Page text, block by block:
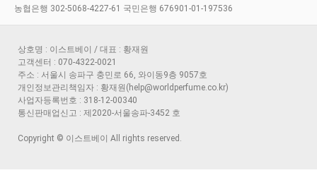
농협은행 302-5068-4227-61 국민은행 676901-01-197536
상호명 : 이스트베이 / 대표 : 황재원
고객센터 : 070-4322-0021
주소 : 서울시 송파구 충민로 66, 와이동9층 9057호
개인정보관리책임자 : 황재원(help@worldperfume.co.kr)
사업자등록번호 : 318-12-00340
통신판매업신고 : 제2020-서울송파-3452 호
Copyright © 이스트베이 All rights reserved.